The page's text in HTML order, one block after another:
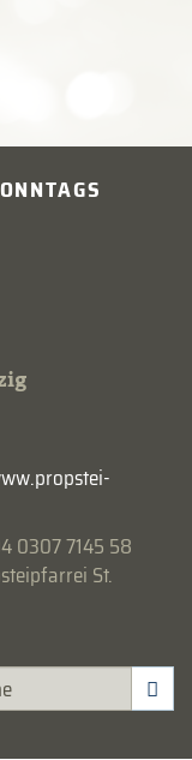
0307 7145 58
St.